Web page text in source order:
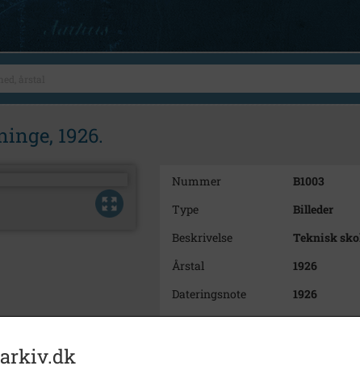
1926.
Nummer
B1003
Type
Billeder
Beskrivelse
Teknisk
Årstal
1926
Dateringsnote
1926
Fotograf
Ukendt